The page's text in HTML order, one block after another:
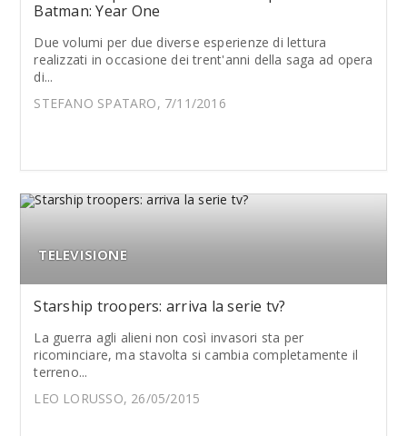
Batman: Year One
Due volumi per due diverse esperienze di lettura
realizzati in occasione dei trent'anni della saga ad opera
di...
STEFANO SPATARO, 7/11/2016
TELEVISIONE
Starship troopers: arriva la serie tv?
La guerra agli alieni non così invasori sta per
ricominciare, ma stavolta si cambia completamente il
terreno...
LEO LORUSSO, 26/05/2015